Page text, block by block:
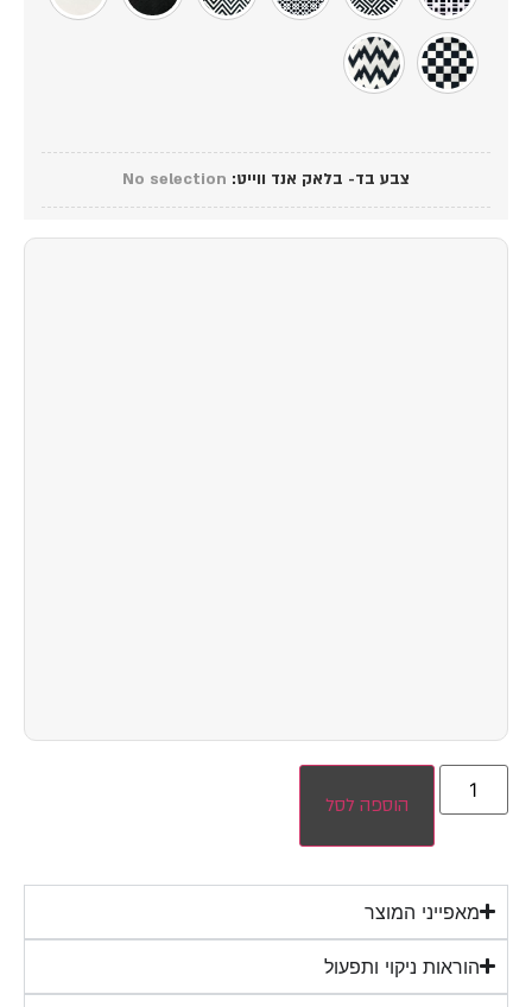
צבע בד- בלאק אנד ווייט:
No selection
הוספה לסל
מאפייני המוצר
הוראות ניקוי ותפעול